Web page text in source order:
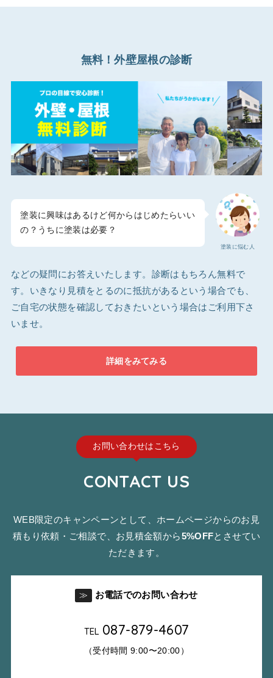
無料！外壁屋根の診断
塗装に悩む人
塗装に興味はあるけど何からはじめたらいい
の？うちに塗装は必要？
などの疑問にお答えいたします。診断はもちろん無料で
す。いきなり見積をとるのに抵抗があるという場合でも、
ご自宅の状態を確認しておきたいという場合はご利用下さ
いませ。
詳細をみてみる
お問い合わせはこちら
CONTACT US
WEB限定のキャンペーンとして、ホームページからのお見
積もり依頼・ご相談で、お見積金額から5%OFFとさせてい
ただきます。
≫ お電話でのお問い合わせ
TEL 087-879-4607
（受付時間 9:00〜20:00）